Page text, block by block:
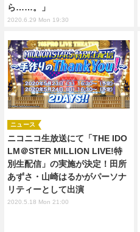
ら……。」
2020.6.29 Mon 19:30
ニコニコ生放送にて「THE IDO
LM＠STER MILLION LIVE!特
別生配信」の実施が決定！田所
あずさ・山崎はるかがパーソナ
リティーとして出演
ニュース
2020.5.18 Mon 21:00